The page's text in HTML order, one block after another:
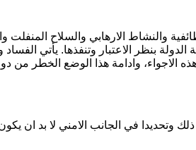
والنشاط الارهابي والسلاح المنفلت
بنظر الاعتبار وتنفذها. يأتي
الاجواء، وادامة هذا الوضع الخطر من
في الجانب الامني لا بد ان